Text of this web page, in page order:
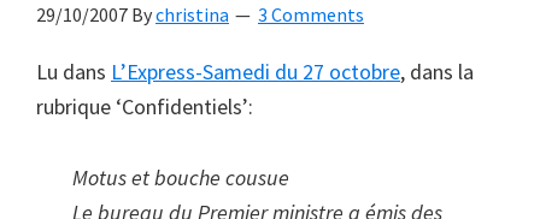
29/10/2007 Bychristina 3 Comments
Lu dans L’Express-Samedi du 27 octobre, dans la
rubrique ‘Confidentiels’:
Motus et bouche cousue
Le bureau du Premier ministre a émis des